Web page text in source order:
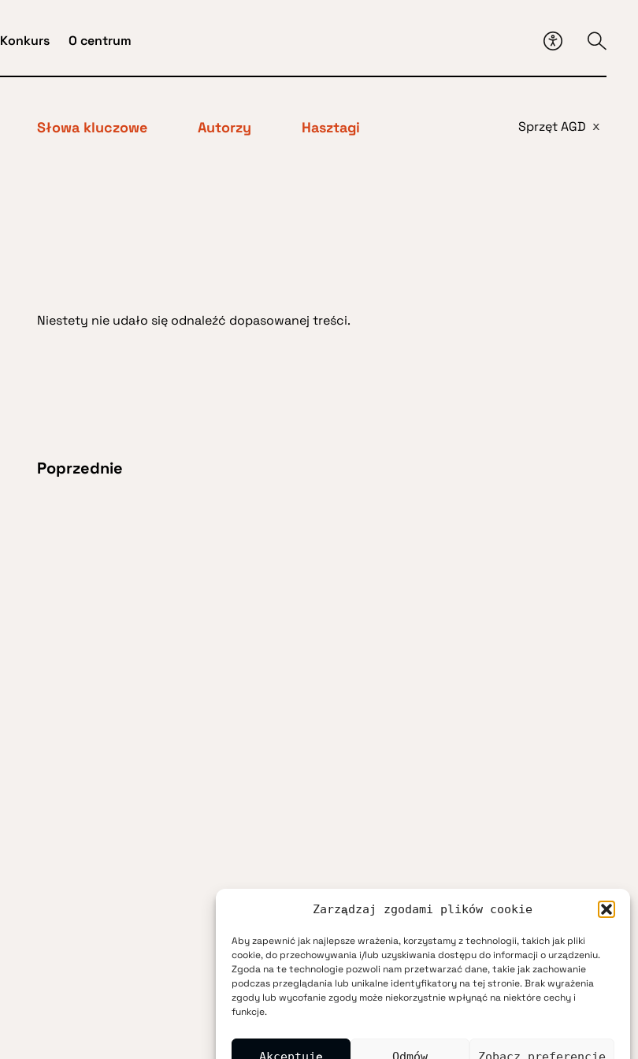
Zarządzaj zgodami plików cookie
Aby zapewnić jak najlepsze wrażenia, korzystamy z technologii, takich jak pliki
cookie, do przechowywania i/lub uzyskiwania dostępu do informacji o urządzeniu.
Zgoda na te technologie pozwoli nam przetwarzać dane, takie jak zachowanie
podczas przeglądania lub unikalne identyfikatory na tej stronie. Brak wyrażenia
zgody lub wycofanie zgody może niekorzystnie wpłynąć na niektóre cechy i
funkcje.
Konkurs O centrum
Słowa kluczowe Autorzy Hasztagi Sprzęt AGD x
Niestety nie udało się odnaleźć dopasowanej treści.
Poprzednie